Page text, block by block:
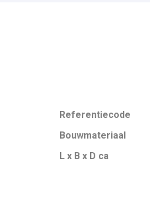
Referentiecode
Bouwmateriaal
L x B x D ca